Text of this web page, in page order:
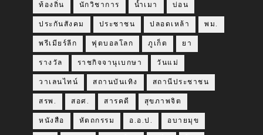
ท้องถิ่น นักวิชาการ น้ำเมา บ่อน
ประกันสังคม ประชาชน ปลอดเหล้า พม.
พรีเมียร์ลีก ฟุตบอลโลก ภูเก็ต ยา
รางวัล ราชกิจจานุเบกษา วันแม่
วาเลนไทน์ สถานบันเทิง สถานีประชาชน
สรพ. สอศ. สารคดี สุขภาพจิต
หนังสือ หัตถกรรม อ.อ.ป. อบายมุข